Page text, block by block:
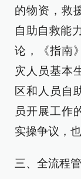
的物资，救
自助自救能
论，《指南
灾人员基本
区和人员自
员开展工作
实操争议，
三、全流程